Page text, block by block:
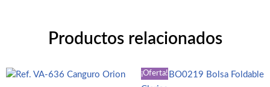
Productos relacionados
¡Oferta!